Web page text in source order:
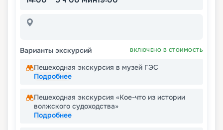
Варианты экскурсий ВКЛЮЧЕНО В СТОИМОСТЬ
Пешеходная экскурсия в музей ГЭС
Подробнее
Пешеходная экскурсия ​«Кое-что из истории
волжского судоходства»
Подробнее